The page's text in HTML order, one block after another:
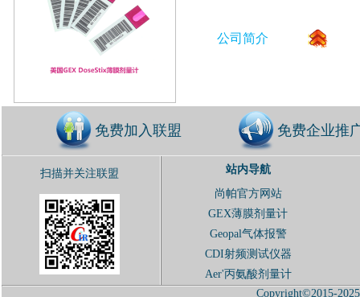
公司简介
免费加入联盟 免费企业推
扫描并关注联盟
站内导航
尚帕官方网站
GEX薄膜剂量计
Geopal气体报警
CDI射频测试仪器
Aer'丙氨酸剂量计
Copyright©2015-